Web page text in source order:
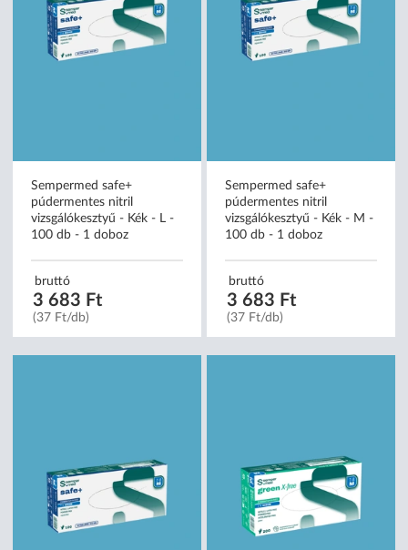
Sempermed safe+
púdermentes nitril
vizsgálókesztyű - Kék - L -
100 db - 1 doboz
bruttó
3 683 Ft
(37 Ft/db)
Sempermed safe+
púdermentes nitril
vizsgálókesztyű - Kék - M -
100 db - 1 doboz
bruttó
3 683 Ft
(37 Ft/db)